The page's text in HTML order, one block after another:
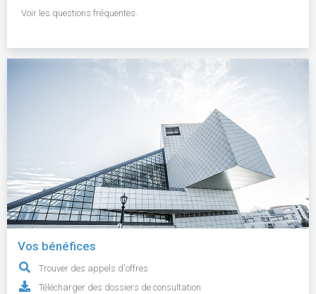
Voir les questions fréquentes.
Vos bénéfices
Trouver des appels d'offres
Télécharger des dossiers de consultation